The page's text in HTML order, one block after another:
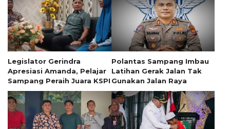
Legislator Gerindra
Apresiasi Amanda, Pelajar
Sampang Peraih Juara KSPI
Polantas Sampang Imbau
Latihan Gerak Jalan Tak
Gunakan Jalan Raya